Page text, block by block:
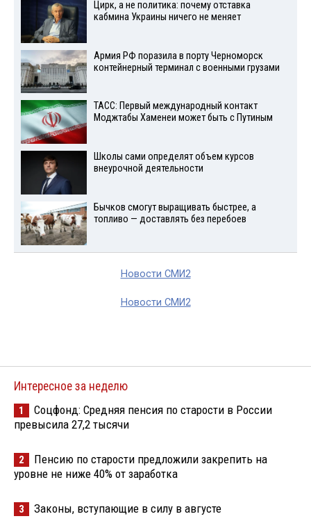
Цирк, а не политика: почему отставка
кабмина Украины ничего не меняет
Армия РФ поразила в порту Черноморск
контейнерный терминал с военными грузами
ТАСС: Первый международный контакт
Моджтабы Хаменеи может быть с Путиным
Школы сами определят объем курсов
внеурочной деятельности
Бычков смогут выращивать быстрее, а
топливо — доставлять без перебоев
Новости СМИ2
Новости СМИ2
Интересное за неделю
1
Соцфонд: Средняя пенсия по старости в России
превысила 27,2 тысячи
2
Пенсию по старости предложили закрепить на
уровне не ниже 40% от заработка
3 Законы, вступающие в силу в августе